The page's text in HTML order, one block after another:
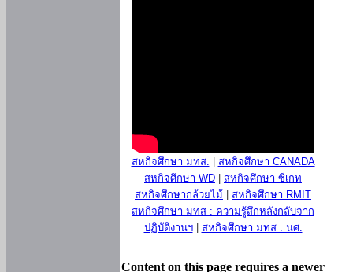
สหกิจศึกษา มทส.
สหกิจศึกษา CANADA
สหกิจศึกษา WD
สหกิจศึกษา ซีเกท
สหกิจศึกษากล้วยไม้
สหกิจศึกษา RMIT
สหกิจศึกษา มทส : ความรู้สึกหลังกลับจาก
ปฏิบัติงานฯ| สหกิจศึกษา มทส : นศ.
Content on this page requires a newer